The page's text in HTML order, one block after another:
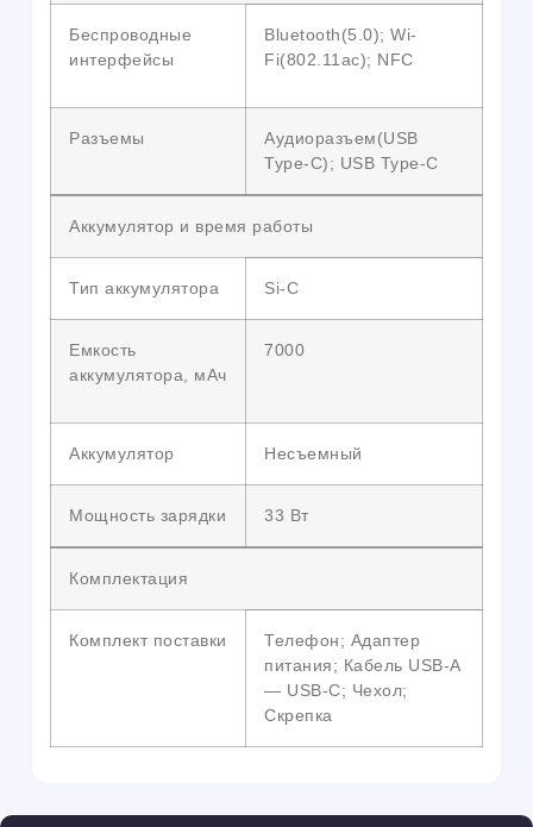
Беспроводные
интерфейсы
Bluetooth(5.0); Wi-
Fi(802.11ac); NFC
Разъемы
Аудиоразъем(USB
Type-C); USB Type-C
Аккумулятор и время работы
Тип аккумулятора Si-C
Емкость
аккумулятора, мАч
7000
Аккумулятор Несъемный
Мощность зарядки 33 Вт
Комплектация
Комплект поставки
Телефон; Адаптер
питания; Кабель USB-A
— USB-C; Чехол;
Скрепка